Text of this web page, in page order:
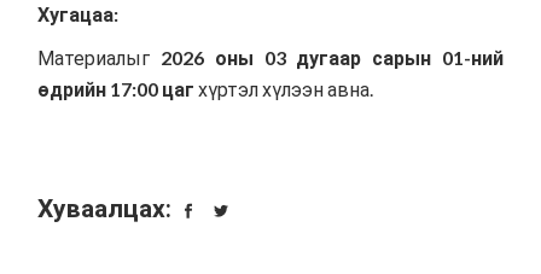
Хугацаа:
Материалыг 2026 оны 03 дугаар сарын 01-ний
өдрийн 17:00 цаг хүртэл хүлээн авна.
Хуваалцах: